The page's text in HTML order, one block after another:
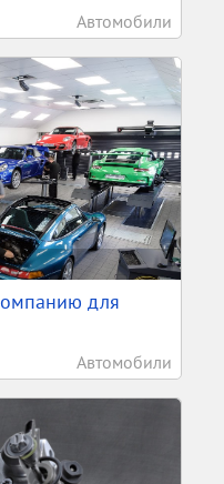
Автомобили
для
Автомобили